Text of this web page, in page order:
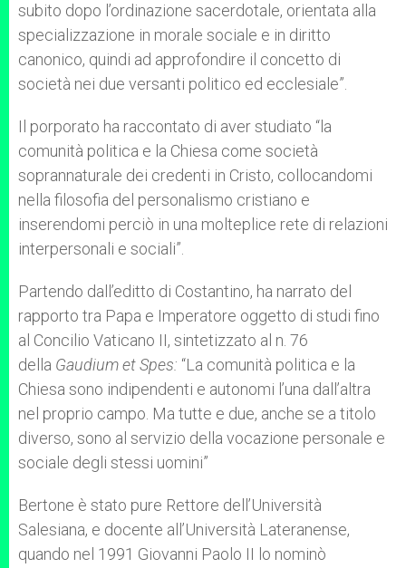
subito dopo l’ordinazione sacerdotale, orientata alla
specializzazione in morale sociale e in diritto
canonico, quindi ad approfondire il concetto di
società nei due versanti politico ed ecclesiale”.
Il porporato ha raccontato di aver studiato “la
comunità politica e la Chiesa come società
soprannaturale dei credenti in Cristo, collocandomi
nella filosofia del personalismo cristiano e
inserendomi perciò in una molteplice rete di relazioni
interpersonali e sociali”.
Partendo dall’editto di Costantino, ha narrato del
rapporto tra Papa e Imperatore oggetto di studi fino
al Concilio Vaticano II, sintetizzato al n. 76
della Gaudium et Spes: “La comunità politica e la
Chiesa sono indipendenti e autonomi l’una dall’altra
nel proprio campo. Ma tutte e due, anche se a titolo
diverso, sono al servizio della vocazione personale e
sociale degli stessi uomini”
Bertone è stato pure Rettore dell’Università
Salesiana, e docente all’Università Lateranense,
quando nel 1991 Giovanni Paolo II lo nominò